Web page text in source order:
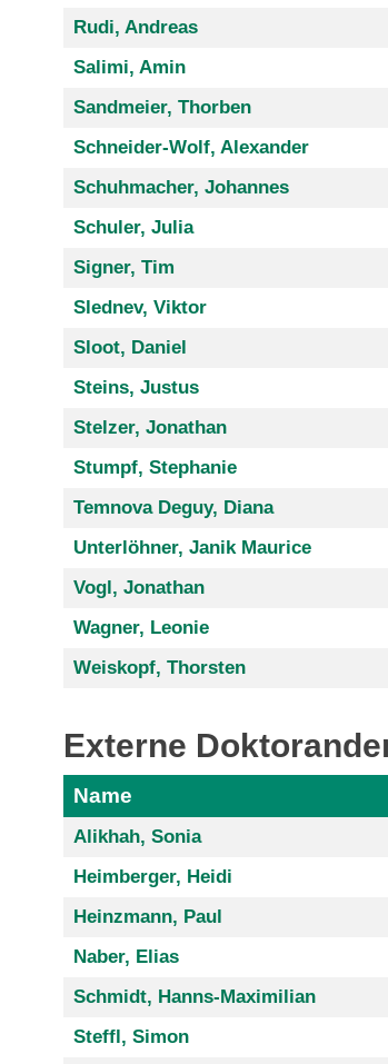
Rudi, Andreas
Salimi, Amin
Sandmeier, Thorben
Schneider-Wolf, Alexander
Schuhmacher, Johannes
Schuler, Julia
Signer, Tim
Slednev, Viktor
Sloot, Daniel
Steins, Justus
Stelzer, Jonathan
Stumpf, Stephanie
Temnova Deguy, Diana
Unterlöhner, Janik Maurice
Vogl, Jonathan
Wagner, Leonie
Weiskopf, Thorsten
Externe
Name
Alikhah, Sonia
Heimberger, Heidi
Heinzmann, Paul
Naber, Elias
Schmidt, Hanns-Maximilian
Steffl, Simon